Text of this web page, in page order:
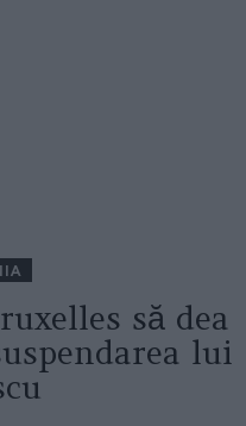
să dea
lui